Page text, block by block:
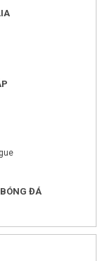
ĐÁ